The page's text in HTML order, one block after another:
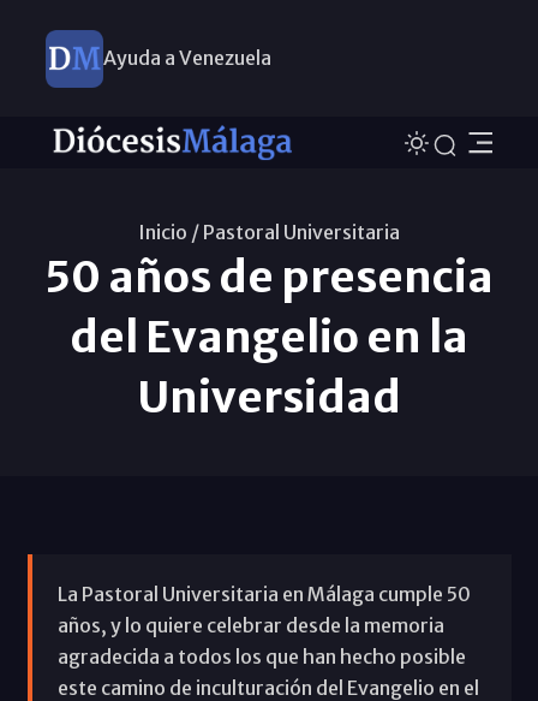
Ayuda a Venezuela
Inicio / Pastoral Universitaria
50 años de presencia
del Evangelio en la
Universidad
La Pastoral Universitaria en Málaga cumple 50
años, y lo quiere celebrar desde la memoria
agradecida a todos los que han hecho posible
este camino de inculturación del Evangelio en el